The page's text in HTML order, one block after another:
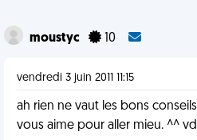
moustyc 10
vendredi 3 juin 2011 11:15
ah rien ne vaut les bons
vous aime pour aller mieu. ^^